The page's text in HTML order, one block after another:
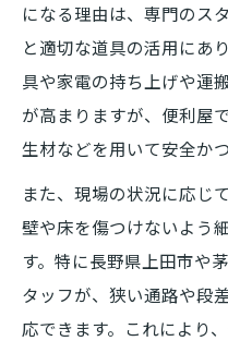
になる理由は、専門のス
と適切な道具の活用にあ
具や家電の持ち上げや運
が高まりますが、便利屋
生材などを用いて安全か
また、現場の状況に応じ
壁や床を傷つけないよう
す。特に長野県上田市や
タッフが、狭い通路や段
応できます。これにより